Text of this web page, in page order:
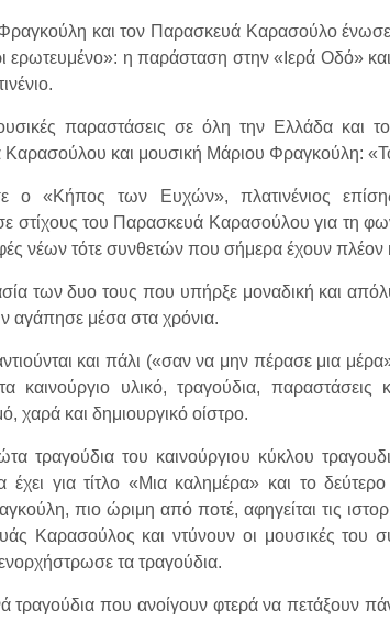
και τον Παρασκευά Καρασούλο
ερωτευμένο»: η παράσταση στην «Ιερά Οδό»
παραστάσεις σε όλη την Ελλάδα και
και μουσική Μάριου Φραγκούλη:
ο «Κήπος των Ευχών», πλατινένιος
στίχους του Παρασκευά Καρασούλου για τη
νέων τότε συνθετών που σήμερα έχουν πλέον
των δυο τους που υπήρξε μοναδική και
αγάπησε μέσα στα χρόνια.
και πάλι («σαν να μην πέρασε μια
καινούργιο υλικό, τραγούδια, παραστάσεις
χαρά και δημιουργικό οίστρο.
τραγούδια του καινούργιου κύκλου
έχει για τίτλο «Μια καλημέρα» και το
πιο ώριμη από ποτέ, αφηγείται τις
Καρασούλος και ντύνουν οι μουσικές του
τα τραγούδια.
τραγούδια που ανοίγουν φτερά να πετάξουν